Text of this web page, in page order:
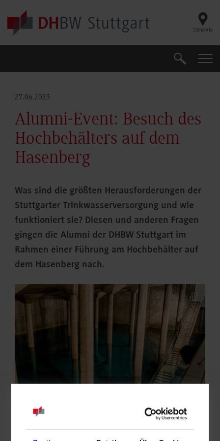
Skip to main content
Standorte
Suche
27.06.2023
Alumni-Event: Besuch des
Hochbehälters auf dem
Hasenberg
Was sind die größten Herausforderungen der
Stuttgarter Trinkwasserversorgung und wie
funktioniert sie? Diesen und anderen Fragen
gingen die Alumni der DHBW Stuttgart im
Rahmen einer Führung am Hochbehälter auf
dem Hasenberg nach.
Neben den technischen Details erfuhren die Alumni und